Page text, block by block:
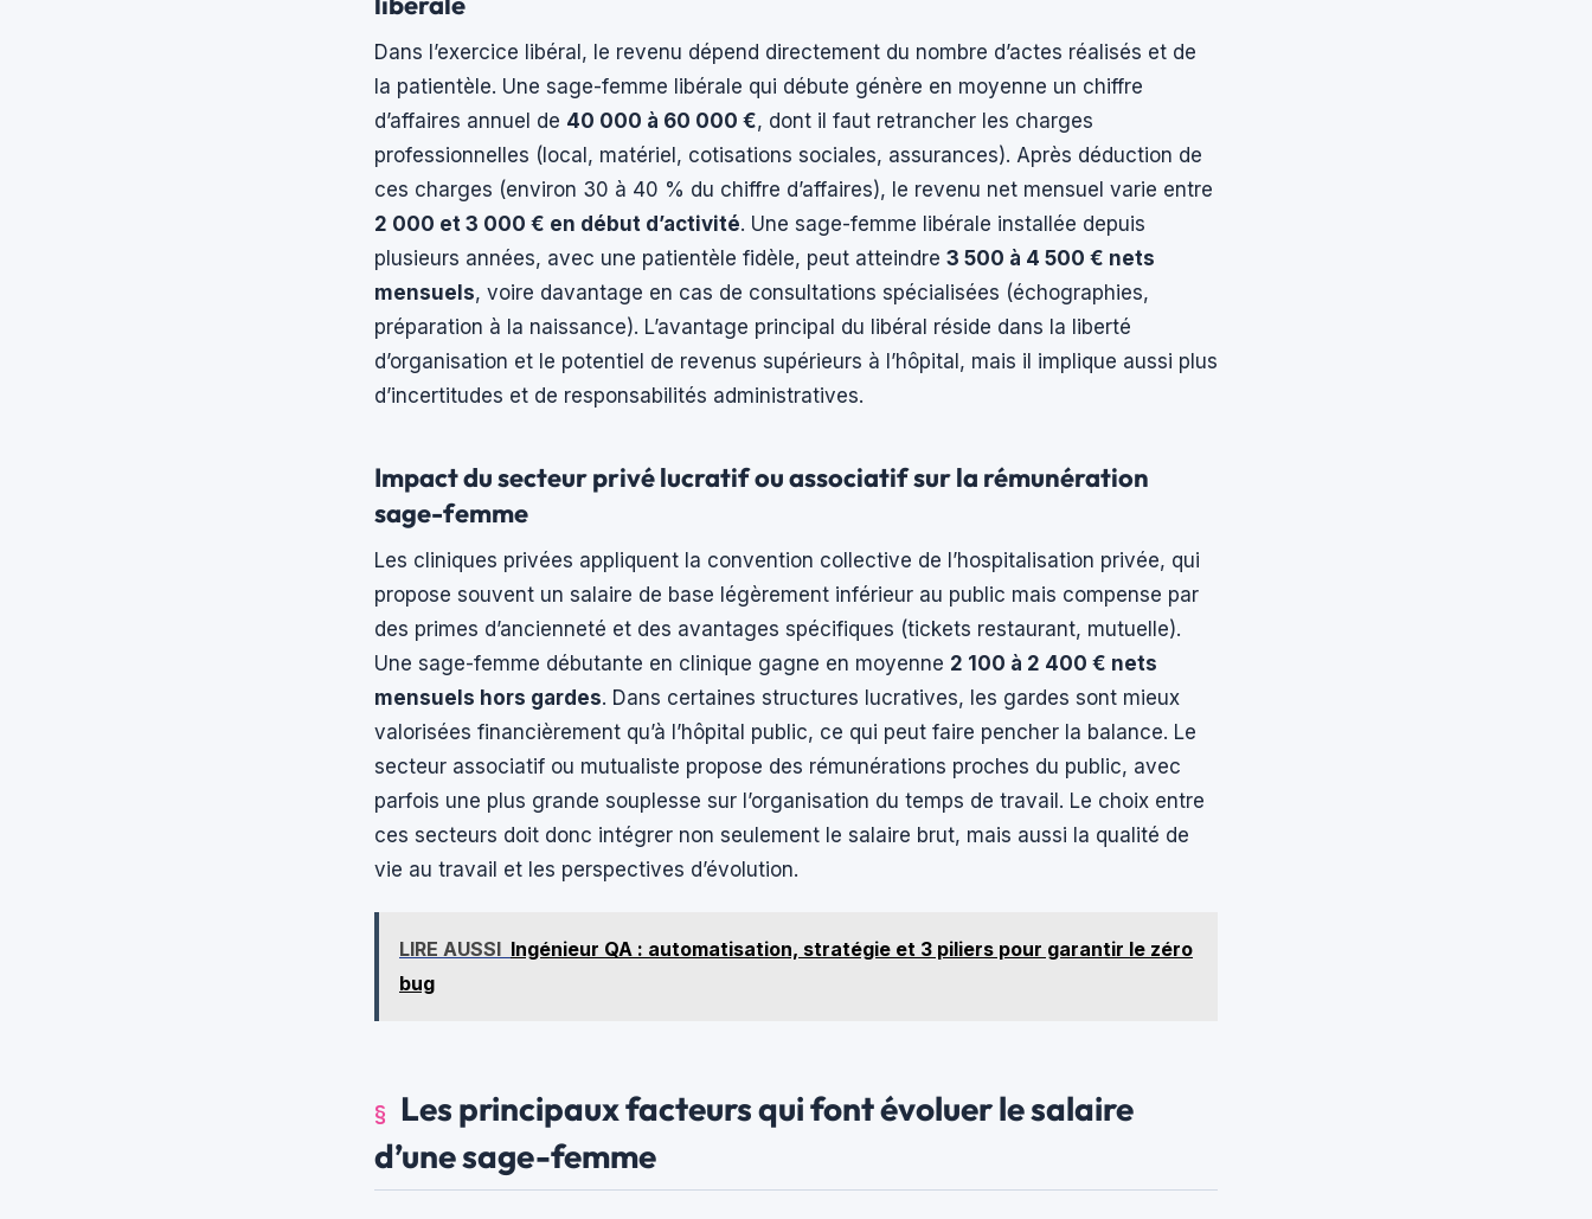
Dans l’exercice libéral, le revenu dépend directement du nombre d’actes réalisés et de
la patientèle. Une sage-femme libérale qui débute génère en moyenne un chiffre
d’affaires annuel de 40 000 à 60 000 €, dont il faut retrancher les charges
professionnelles (local, matériel, cotisations sociales, assurances). Après déduction de
ces charges (environ 30 à 40 % du chiffre d’affaires), le revenu net mensuel varie entre
2 000 et 3 000 € en début d’activité. Une sage-femme libérale installée depuis
plusieurs années, avec une patientèle fidèle, peut atteindre 3 500 à 4 500 € nets
mensuels, voire davantage en cas de consultations spécialisées (échographies,
préparation à la naissance). L’avantage principal du libéral réside dans la liberté
d’organisation et le potentiel de revenus supérieurs à l’hôpital, mais il implique aussi plus
d’incertitudes et de responsabilités administratives.
Impact du secteur privé lucratif ou associatif sur la rémunération
sage-femme
Les cliniques privées appliquent la convention collective de l’hospitalisation privée, qui
propose souvent un salaire de base légèrement inférieur au public mais compense par
des primes d’ancienneté et des avantages spécifiques (tickets restaurant, mutuelle).
Une sage-femme débutante en clinique gagne en moyenne 2 100 à 2 400 € nets
mensuels hors gardes. Dans certaines structures lucratives, les gardes sont mieux
valorisées financièrement qu’à l’hôpital public, ce qui peut faire pencher la balance. Le
secteur associatif ou mutualiste propose des rémunérations proches du public, avec
parfois une plus grande souplesse sur l’organisation du temps de travail. Le choix entre
ces secteurs doit donc intégrer non seulement le salaire brut, mais aussi la qualité de
vie au travail et les perspectives d’évolution.
LIRE AUSSI Ingénieur QA : automatisation, stratégie et 3 piliers pour garantir le zéro
bug
Les principaux facteurs qui font évoluer le salaire
d’une sage-femme